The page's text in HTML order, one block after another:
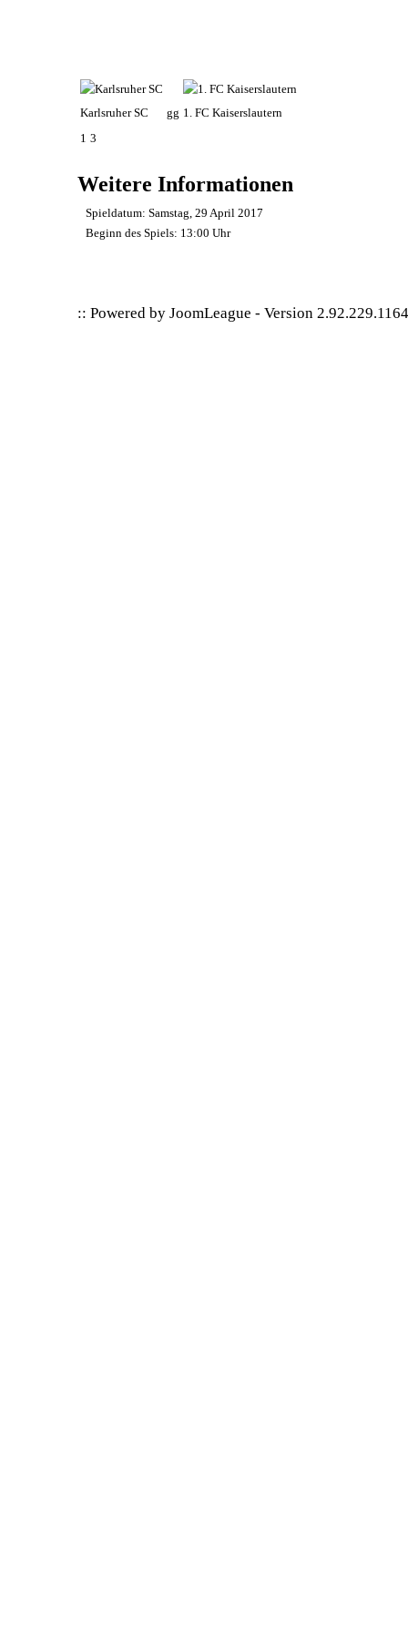
Karlsruher SC gg 1. FC Kaiserslautern
1 3
Weitere Informationen
Spieldatum: Samstag, 29 April 2017
Beginn des Spiels: 13:00 Uhr
:: Powered byJoomLeague -Version